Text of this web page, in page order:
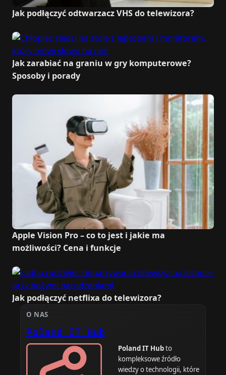
Jak podłączyć odtwarzacz VHS do telewizora?
Jak zarabiać na graniu w gry komputerowe?
Sposoby i porady
Apple Vision Pro – co to jest i jakie ma
możliwości? Cena i funkcje
Jak podłączyć netflixa do telewizora?
O NAS
Poland IT Hub
Poland IT Hubto
kompleksowe źródło
wiedzy o technologii, które